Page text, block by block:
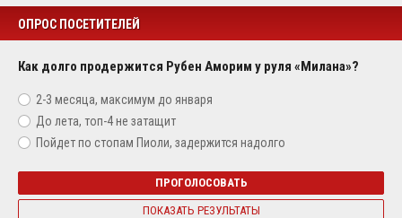
ОПРОС ПОСЕТИТЕЛЕЙ
Как долго продержится Рубен Аморим у руля «Милана»?
2-3 месяца, максимум до января
До лета, топ-4 не затащит
Пойдет по стопам Пиоли, задержится надолго
ПРОГОЛОСОВАТЬ
ПОКАЗАТЬ РЕЗУЛЬТАТЫ